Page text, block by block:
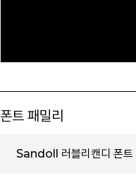
폰트 패밀리
Sandoll 러블리캔디 폰트